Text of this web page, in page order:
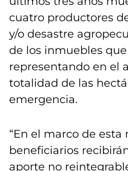
cuatro productores
y/o desastre
de los inmuebles
representando en el
totalidad de las
emergencia.
“En el marco de
beneficiarios
aporte no